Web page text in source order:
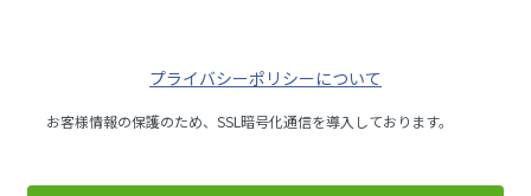
プライバシーポリシーについて
お客様情報の保護のため、SSL暗号化通信を導入しております。